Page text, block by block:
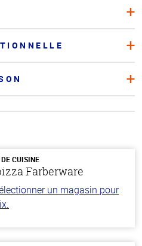
CUISINE
Farberware
un magasin pour